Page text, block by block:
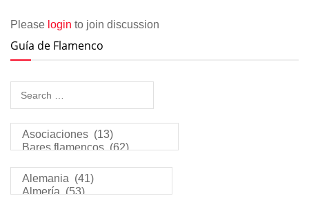
Please login to join discussion
Guía de Flamenco